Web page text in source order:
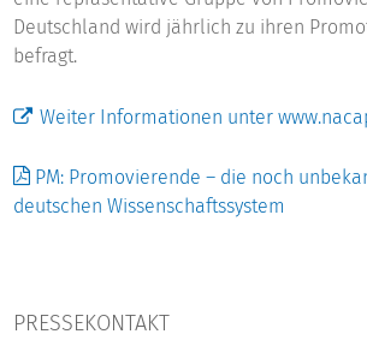
Deutschland wird jährlich zu ihren
befragt.
Weiter Informationen unter
PM: Promovierende – die noch
deutschen Wissenschaftssystem
PRESSEKONTAKT